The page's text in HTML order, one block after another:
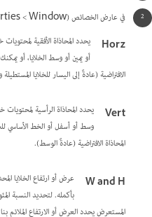
في عارض الخصائص (Window > ‏Properties)‏، قم بتعيين الخيارات التالية:
Horz
يحدد المحاذاة الأفقية
أو يمين أو وسط الخلايا، أو
الافتراضية (عادةً إلى اليسار للخلايا
Vert
يحدد المحاذاة الرأسية
وسط أو أسفل أو الخط الأساسي
المحاذاة الافتراضية (عادةً الوسط).
W and H
عرض أو ارتفاع الخلايا
بأكمله. لتحديد النسبة
المستعرض يحدد العرض أو الارتفاع الملائم